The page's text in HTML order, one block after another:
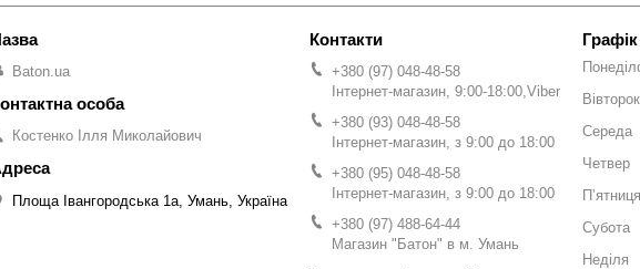
Baton.ua
Костенко Ілля Миколайович
Площа Івангородська 1а, Умань, Україна
+380 (97) 048-48-58
Інтернет-магазин, 9:00-18:00,Viber
+380 (93) 048-48-58
Інтернет-магазин, з 9:00 до 18:00
+380 (95) 048-48-58
Інтернет-магазин, з 9:00 до 18:00
+380 (97) 488-64-44
Магазин "Батон" в м. Умань
Вівторок
Середа
Четвер
Пʼятниця
Субота
Неділя